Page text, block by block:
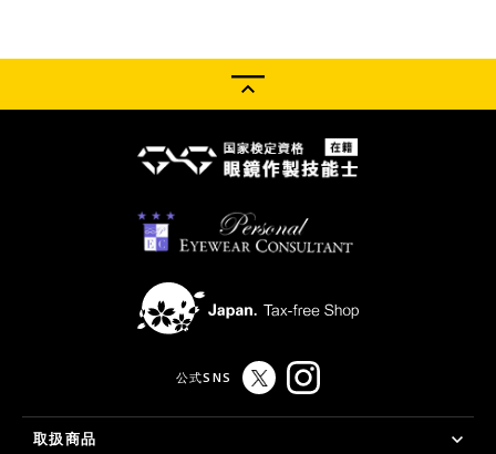
公式SNS
取扱商品